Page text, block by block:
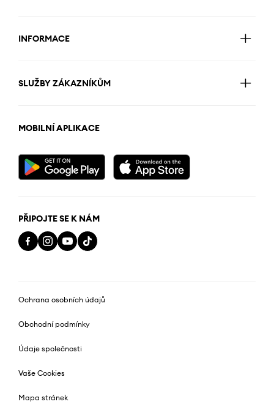
INFORMACE
SLUŽBY ZÁKAZNÍKŮM
MOBILNÍ APLIKACE
PŘIPOJTE SE K NÁM
Ochrana osobních údajů
Obchodní podmínky
Údaje společnosti
Vaše Cookies
Mapa stránek